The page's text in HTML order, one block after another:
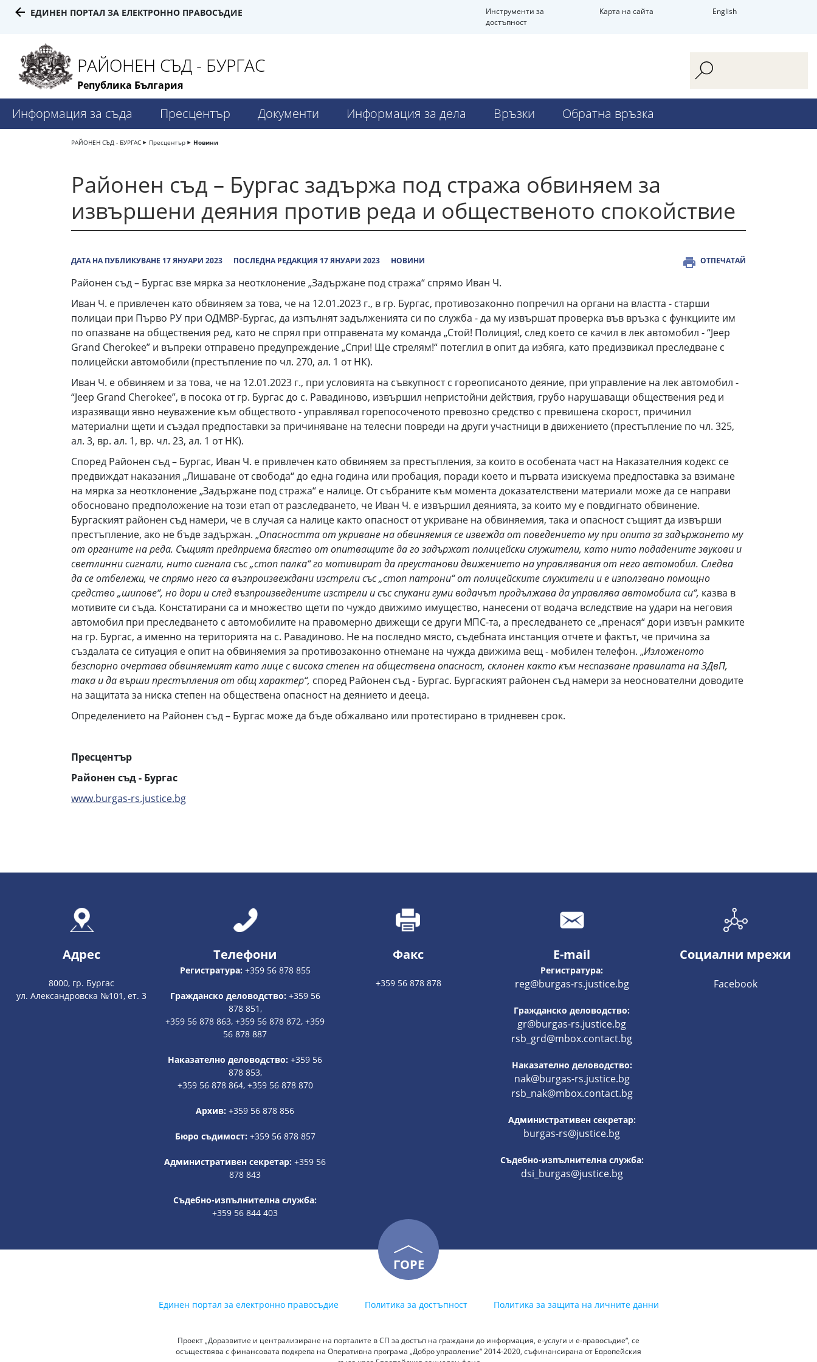
ЕДИНЕН ПОРТАЛ ЗА ЕЛЕКТРОННО ПРАВОСЪДИЕ
Инструменти за
достъпност
Карта на сайта English
РАЙОНЕН СЪД - БУРГАС
Република България
Информация за съда Пресцентър Документи Информация за дела Връзки Обратна връзка
РАЙОНЕН СЪД - БУРГАС Пресцентър Новини
Районен съд – Бургас задържа под стража обвиняем за
извършени деяния против реда и общественото спокойствие
ДАТА НА ПУБЛИКУВАНЕ 17 ЯНУАРИ 2023 ПОСЛЕДНА РЕДАКЦИЯ 17 ЯНУАРИ 2023 НОВИНИ ОТПЕЧАТАЙ
Районен съд – Бургас взе мярка за неотклонение „Задържане под стража“ спрямо Иван Ч.
Иван Ч. е привлечен като обвиняем за това, че на 12.01.2023 г., в гр. Бургас, противозаконно попречил на органи на властта - старши
полицаи при Първо РУ при ОДМВР-Бургас, да изпълнят задълженията си по служба - да му извършат проверка във връзка с функциите им
по опазване на обществения ред, като не спрял при отправената му команда „Стой! Полиция!, след което се качил в лек автомобил - “Jeep
Grand Cherokee” и въпреки отправено предупреждение „Спри! Ще стрелям!“ потеглил в опит да избяга, като предизвикал преследване с
полицейски автомобили (престъпление по чл. 270, ал. 1 от НК).
Иван Ч. е обвиняем и за това, че на 12.01.2023 г., при условията на съвкупност с гореописаното деяние, при управление на лек автомобил -
“Jeep Grand Cherokee”, в посока от гр. Бургас до с. Равадиново, извършил непристойни действия, грубо нарушаващи обществения ред и
изразяващи явно неуважение към обществото - управлявал горепосоченото превозно средство с превишена скорост, причинил
материални щети и създал предпоставки за причиняване на телесни повреди на други участници в движението (престъпление по чл. 325,
ал. 3, вр. ал. 1, вр. чл. 23, ал. 1 от НК).
Според Районен съд – Бургас, Иван Ч. е привлечен като обвиняем за престъпления, за които в особената част на Наказателния кодекс се
предвиждат наказания „Лишаване от свобода“ до една година или пробация, поради което и първата изискуема предпоставка за взимане
на мярка за неотклонение „Задържане под стража“ е налице. От събраните към момента доказателствени материали може да се направи
обосновано предположение на този етап от разследването, че Иван Ч. е извършил деянията, за които му е повдигнато обвинение.
Бургаският районен съд намери, че в случая са налице както опасност от укриване на обвиняемия, така и опасност същият да извърши
престъпление, ако не бъде задържан. „Опасността от укриване на обвиняемия се извежда от поведението му при опита за задържането му
от органите на реда. Същият предприема бягство от опитващите да го задържат полицейски служители, като нито подадените звукови и
светлинни сигнали, нито сигнала със „стоп палка“ го мотивират да преустанови движението на управлявания от него автомобил. Следва
да се отбележи, че спрямо него са възпроизвеждани изстрели със „стоп патрони“ от полицейските служители и е използвано помощно
средство „шипове“, но дори и след възпроизведените изстрели и със спукани гуми водачът продължава да управлява автомобила си“, казва в
мотивите си съда. Констатирани са и множество щети по чуждо движимо имущество, нанесени от водача вследствие на удари на неговия
автомобил при преследването с автомобилите на правомерно движещи се други МПС-та, а преследването се „пренася“ дори извън рамките
на гр. Бургас, а именно на територията на с. Равадиново. Не на последно място, съдебната инстанция отчете и фактът, че причина за
създалата се ситуация е опит на обвиняемия за противозаконно отнемане на чужда движима вещ - мобилен телефон. „Изложеното
безспорно очертава обвиняемият като лице с висока степен на обществена опасност, склонен както към неспазване правилата на ЗДвП,
така и да върши престъпления от общ характер“, според Районен съд - Бургас. Бургаският районен съд намери за неоснователни доводите
на защитата за ниска степен на обществена опасност на деянието и дееца.
Определението на Районен съд – Бургас може да бъде обжалвано или протестирано в тридневен срок.
Пресцентър
Районен съд - Бургас
www.burgas-rs.justice.bg
Адрес
8000, гр. Бургас
ул. Александровска №101, ет. 3
Телефони
Регистратура: +359 56 878 855
Гражданско деловодство: +359 56
878 851,
+359 56 878 863, +359 56 878 872, +359
56 878 887
Наказателно деловодство:+359 56
878 853,
+359 56 878 864, +359 56 878 870
Архив:+359 56 878 856
Бюро съдимост: +359 56 878 857
Административен секретар:+359 56
878 843
Съдебно-изпълнителна служба:
+359 56 844 403
Факс
+359 56 878 878
E-mail
Регистратура:
reg@burgas-rs.justice.bg
Гражданско деловодство:
gr@burgas-rs.justice.bg
rsb_grd@mbox.contact.bg
Наказателно деловодство:
nak@burgas-rs.justice.bg
rsb_nak@mbox.contact.bg
Административен секретар:
burgas-rs@justice.bg
Съдебно-изпълнителна служба:
dsi_burgas@justice.bg
Социални мрежи
Facebook
ГОРЕ
Единен портал за електронно правосъдие Политика за достъпност Политика за защита на личните данни
Проект „Доразвитие и централизиране на порталите в СП за достъп на граждани до информация, е-услуги и е-правосъдие“, се
осъществява с финансовата подкрепа на Оперативна програма „Добро управление“ 2014-2020, съфинансирана от Европейския